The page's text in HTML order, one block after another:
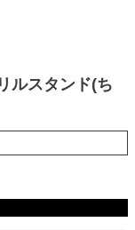
ルスタンド(ち